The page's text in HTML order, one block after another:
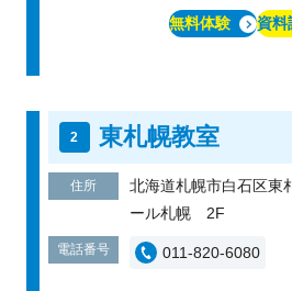
無料体験 資料
東札幌教室
住所
北海道札幌市白石区東
ール札幌 2F
電話番号 011-820-6080